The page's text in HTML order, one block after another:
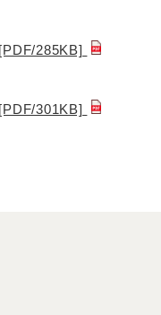
[PDF/285KB]
[PDF/301KB]